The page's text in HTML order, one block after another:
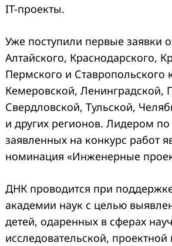
IT-проекты.
Уже поступили первые заявки
Алтайского, Краснодарского,
Пермского и Ставропольского
Кемеровской, Ленинградской,
Свердловской, Тульской,
и других регионов. Лидером по
заявленных на конкурс работ
номинация «Инженерные
ДНК проводится при
академии наук с целью
детей, одаренных в сферах
исследовательской, проектной